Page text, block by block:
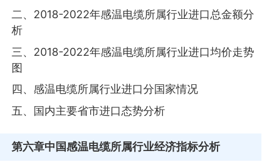
二、2018-2022年感温电缆所属行业进口总金额分
析
三、2018-2022年感温电缆所属行业进口均价走势
图
四、感温电缆所属行业进口分国家情况
五、国内主要省市进口态势分析
第六章中国感温电缆所属行业经济指标分析